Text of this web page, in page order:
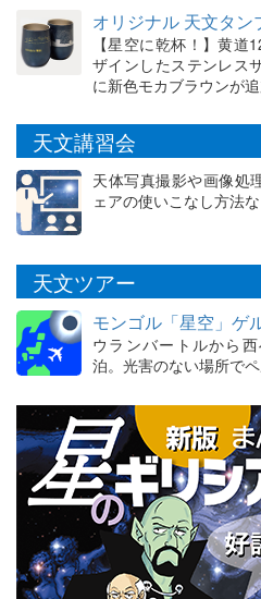
オリジナル 天文タン
【星空に乾杯！】黄
ザインしたステンレス
に新色モカブラウンが追
天文講習会
天体写真撮影や画像処
ェアの使いこなし方法
天文ツアー
モンゴル「星空」ゲ
ウランバートルから
泊。光害のない場所で